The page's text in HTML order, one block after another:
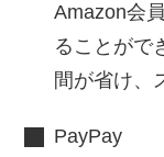
Amazon会
ることがで
間が省け、
PayPay